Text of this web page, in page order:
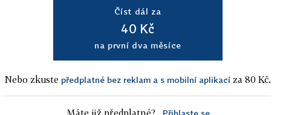
Číst dál za
40 Kč
na první dva měsíce
Nebo zkuste předplatné bez reklam a s mobilní aplikací za 80 Kč.
Máte již předplatné? Přihlaste se